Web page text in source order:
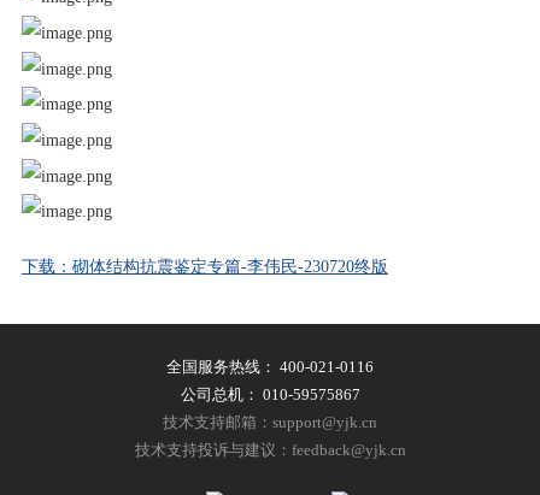
下载：砌体结构抗震鉴定专篇-李伟民-230720终版
全国服务热线： 400-021-0116
公司总机： 010-59575867
技术支持邮箱：support@yjk.cn
技术支持投诉与建议：feedback@yjk.cn